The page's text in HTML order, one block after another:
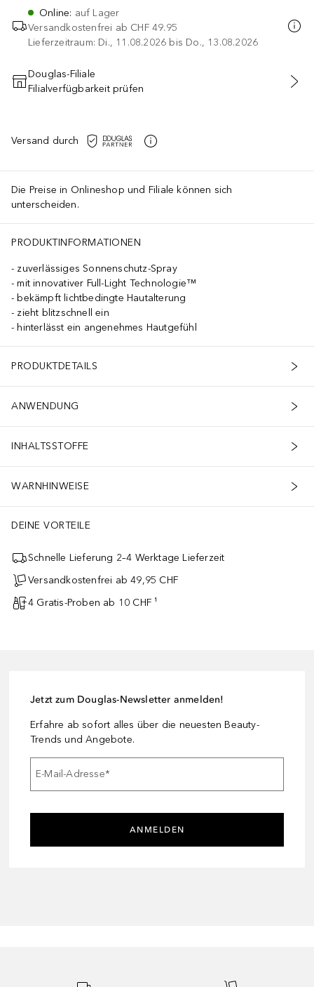
Online: auf Lager
Versandkostenfrei ab CHF 49.95
Lieferzeitraum: Di., 11.08.2026 bis Do., 13.08.2026
IN DEN WARENKORB
Douglas-Filiale
Filialverfügbarkeit prüfen
Versand durch
Die Preise in Onlineshop und Filiale können sich
unterscheiden.
PRODUKTINFORMATIONEN
zuverlässiges Sonnenschutz-Spray
mit innovativer Full-Light Technologie™
bekämpft lichtbedingte Hautalterung
zieht blitzschnell ein
hinterlässt ein angenehmes Hautgefühl
PRODUKTDETAILS
ANWENDUNG
INHALTSSTOFFE
WARNHINWEISE
DEINE VORTEILE
Schnelle Lieferung 2–4 Werktage Lieferzeit
Versandkostenfrei ab 49,95 CHF
4 Gratis-Proben ab 10 CHF ¹
Jetzt zum Douglas-Newsletter anmelden!
Erfahre ab sofort alles über die neuesten Beauty-
Trends und Angebote.
E-Mail-Adresse*
ANMELDEN